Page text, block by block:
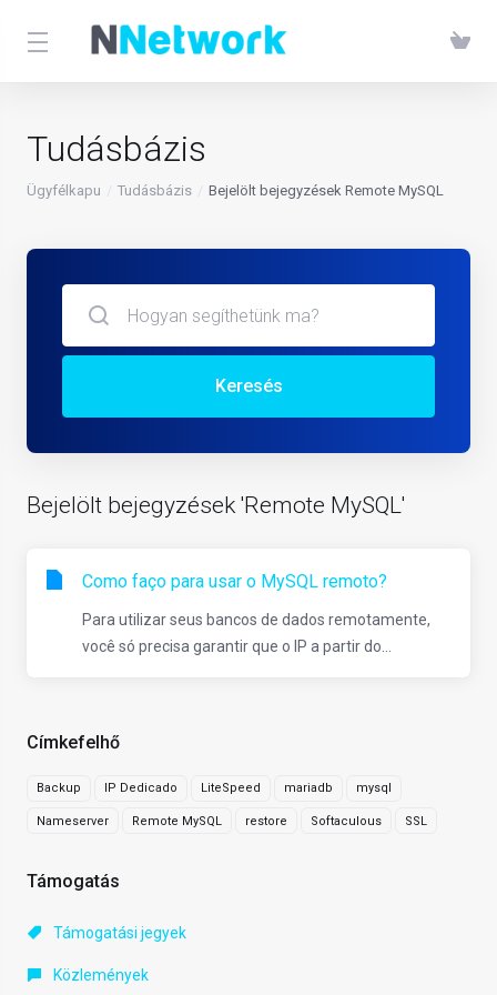
Tudásbázis
Ügyfélkapu Tudásbázis Bejelölt bejegyzések Remote MySQL
Címkefelhő
Backup IP Dedicado LiteSpeed mariadb mysql
Nameserver Remote MySQL restore Softaculous SSL
Támogatás
Támogatási jegyek
Közlemények
Keresés
Bejelölt bejegyzések 'Remote MySQL'
Como faço para usar o MySQL remoto?
Para utilizar seus bancos de dados remotamente,
você só precisa garantir que o IP a partir do...